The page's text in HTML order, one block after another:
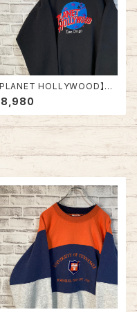
PLANET HOLLYWOOD】L/
Sweatshirt XL 90s Made
USA “San Diego” vintag
ラネットハリウッド スウェッ
トレーナー 企業モノ スーベニ
お土産モノサンディエゴ USA
製 アメリカ USA 古着